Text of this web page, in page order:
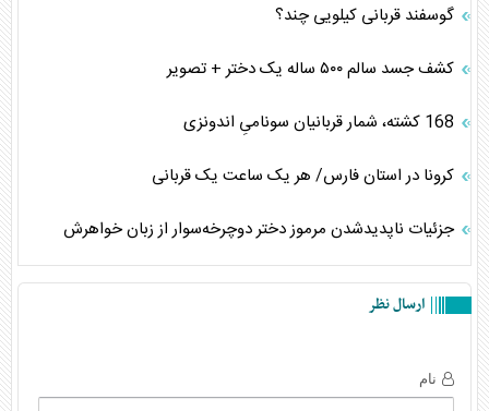
گوسفند قربانی کیلویی چند؟
کشف جسد سالم ۵۰۰ ساله یک دختر + تصویر
کرونا در استان فارس/ هر یک ساعت یک قربانی
جزئیات ناپدیدشدن مرموز دختر دوچرخه‌سوار از زبان خواهرش
ارسال نظر
نام